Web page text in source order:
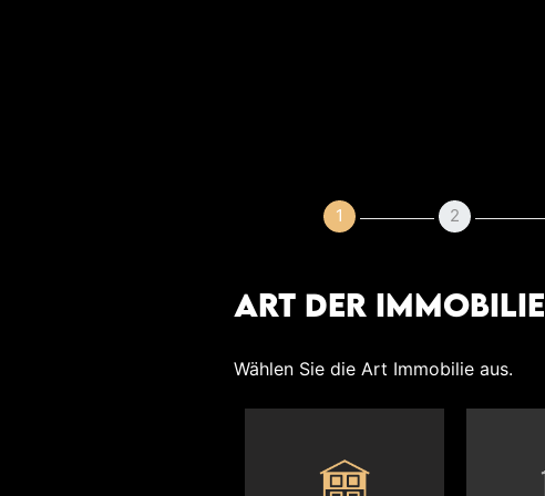
1 2
Art der Immobilie
Wählen Sie die Art Immobilie aus.